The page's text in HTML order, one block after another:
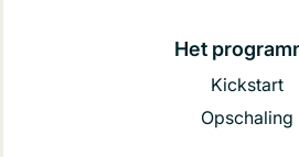
Het
Kickstart
Opschaling